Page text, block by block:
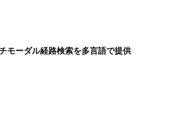
モーダル経路検索を多言語で提供